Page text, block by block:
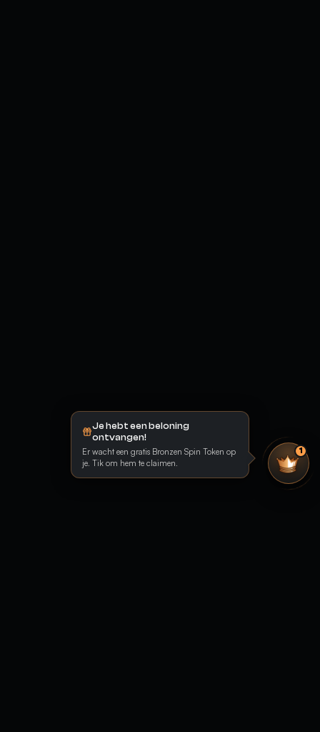
Je hebt een beloning
ontvangen!
Er wacht een gratis Bronzen Spin Token op
je. Tik om hem te claimen.
1